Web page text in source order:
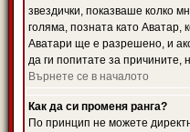
звездички, показваше колко
голяма, позната като Аватар,
Аватари ще е разрешено, и
да ги попитате за причините,
Върнете се в началото
Как да си променя ранга?
По принцип не можете